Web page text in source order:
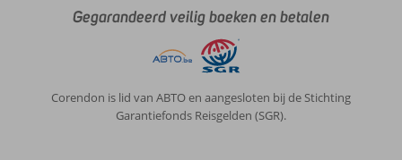
Gegarandeerd veilig boeken en betalen
Corendon is lid van ABTO en aangesloten bij de Stichting
Garantiefonds Reisgelden (SGR).